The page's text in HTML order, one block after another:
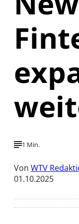
1 Min.
Von WTV
01.10.2025